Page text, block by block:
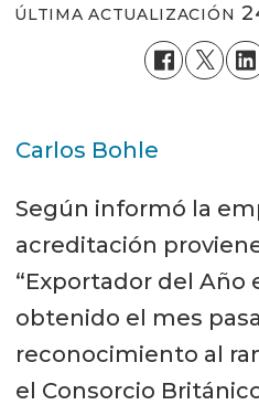
ÚLTIMA ACTUALIZACIÓN
Carlos Bohle
Según informó la
acreditación
“Exportador del Año
obtenido el mes
reconocimiento al
el Consorcio